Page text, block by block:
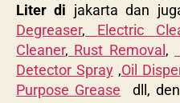
Liter di jakarta dan
Degreaser, Electric
Cleaner, Rust Removal ,
Detector Spray,Oil
Purpose Grease
dll,